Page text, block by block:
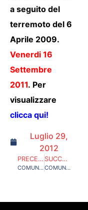
a seguito del
terremoto del 6
Aprile 2009.
Venerdi 16
Settembre
2011. Per
visualizzare
clicca qui!
Luglio 29,
2012
PRECEDENTE
COMUNICATI UFFICIALI RED BLUE EAGLES L’AQUILA 1978 STAGIONE 2010/2011
SUCCESSIVO
COMUNICATI UFFICIALI RED BLUE EAGLES L’AQUILA 1978 STAGIONE 2012/2013